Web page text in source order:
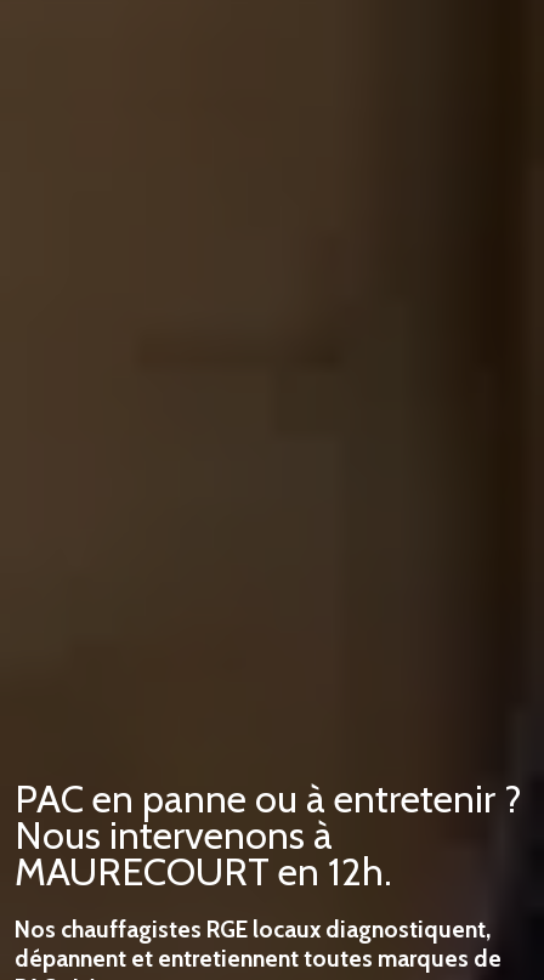
PAC en panne ou à entretenir ?
Nous intervenons à
MAURECOURT en 12h.
Nos chauffagistes RGE locaux diagnostiquent,
dépannent et entretiennent toutes marques de